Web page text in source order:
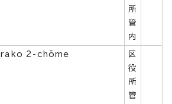
所
管
内
2-chōme
区
役
所
管